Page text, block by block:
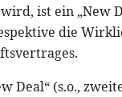
ist ein „New
die
Deal“ (s.o.,